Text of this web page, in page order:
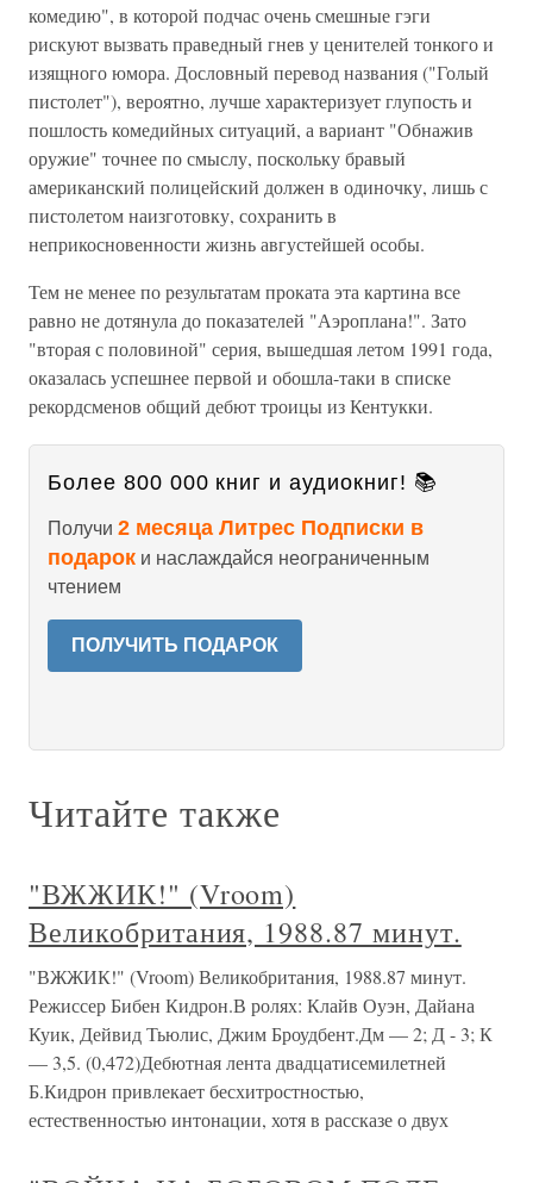
комедию", в которой подчас очень смешные гэги
рискуют вызвать праведный гнев у ценителей тонкого и
изящного юмора. Дословный перевод названия ("Голый
пистолет"), вероятно, лучше характеризует глупость и
пошлость комедийных ситуаций, а вариант "Обнажив
оружие" точнее по смыслу, поскольку бравый
американский полицейский должен в одиночку, лишь с
пистолетом наизготовку, сохранить в
неприкосновенности жизнь августейшей особы.
Тем не менее по результатам проката эта картина все
равно не дотянула до показателей "Аэроплана!". Зато
"вторая с половиной" серия, вышедшая летом 1991 года,
оказалась успешнее первой и обошла-таки в списке
рекордсменов общий дебют троицы из Кентукки.
Более 800 000 книг и аудиокниг! 📚
Получи 2 месяца Литрес Подписки в
подарок и наслаждайся неограниченным
чтением
ПОЛУЧИТЬ ПОДАРОК
Читайте также
"ВЖЖИК!" (Vroom)
Великобритания, 1988.87 минут.
"ВЖЖИК!" (Vroom) Великобритания, 1988.87 минут.
Режиссер Бибен Кидрон.В ролях: Клайв Оуэн, Дайана
Куик, Дейвид Тьюлис, Джим Броудбент.Дм — 2; Д - 3; К
— 3,5. (0,472)Дебютная лента двадцатисемилетней
Б.Кидрон привлекает бесхитростностью,
естественностью интонации, хотя в рассказе о двух